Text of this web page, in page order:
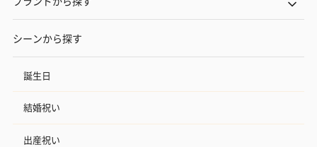
シーンから探す
誕生日
結婚祝い
出産祝い